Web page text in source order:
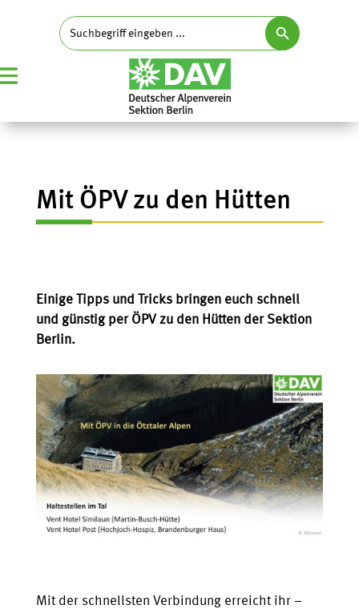
Search
for:
Search Button
Mit ÖPV zu den Hütten
Einige Tipps und Tricks bringen euch schnell
und günstig per ÖPV zu den Hütten der Sektion
Berlin.
Mit der schnellsten Verbindung erreicht ihr –